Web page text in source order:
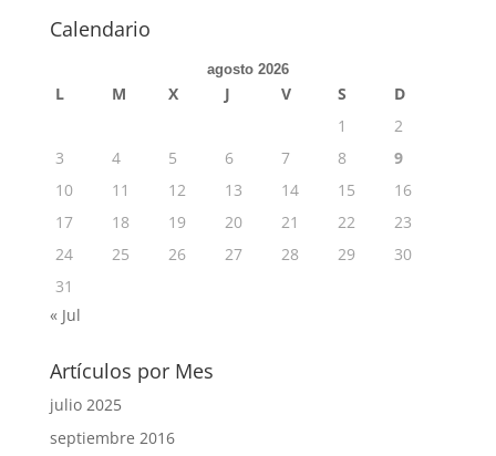
Calendario
agosto 2026
L M X J V S
D
1
2
3
4 5 6 7 8
9
10
11 12 13 14 15
16
17
18 19 20 21 22
23
24
25 26 27 28 29
30
31
« Jul
Artículos por Mes
julio 2025
septiembre 2016